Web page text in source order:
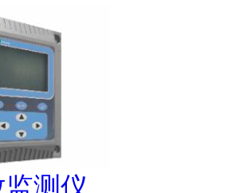
测仪